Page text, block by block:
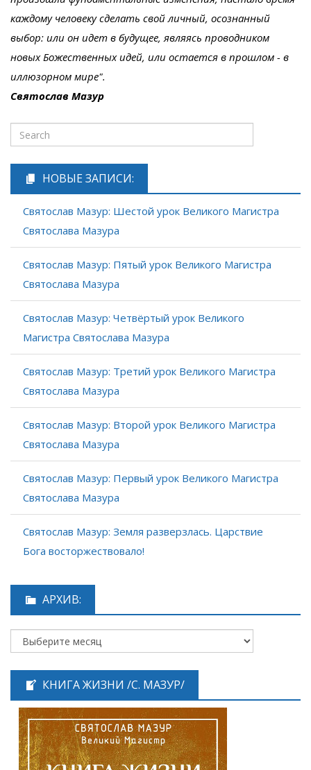
каждому человеку сделать свой личный, осознанный
выбор: или он идет в будущее, являясь проводником
новых Божественных идей, или остается в прошлом - в
иллюзорном мире".
Святослав Мазур
НОВЫЕ ЗАПИСИ:
Святослав Мазур: Шестой урок Великого Магистра
Святослава Мазура
Святослав Мазур: Пятый урок Великого Магистра
Святослава Мазура
Святослав Мазур: Четвёртый урок Великого
Магистра Святослава Мазура
Святослав Мазур: Третий урок Великого Магистра
Святослава Мазура
Святослав Мазур: Второй урок Великого Магистра
Святослава Мазура
Святослав Мазур: Первый урок Великого Магистра
Святослава Мазура
Святослав Мазур: Земля разверзлась. Царствие
Бога восторжествовало!
АРХИВ:
КНИГА ЖИЗНИ /С. МАЗУР/